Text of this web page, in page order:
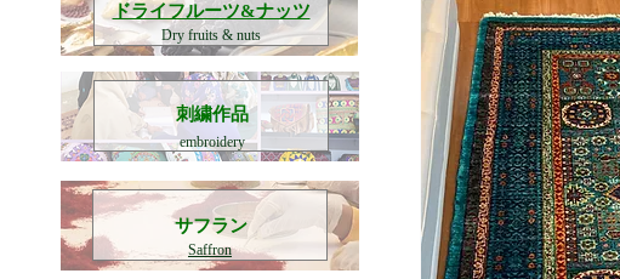
​ドライフルーツ&ナッツ
Dry fruits & nuts
刺繍作品
embroidery
​サフラン
Saffron